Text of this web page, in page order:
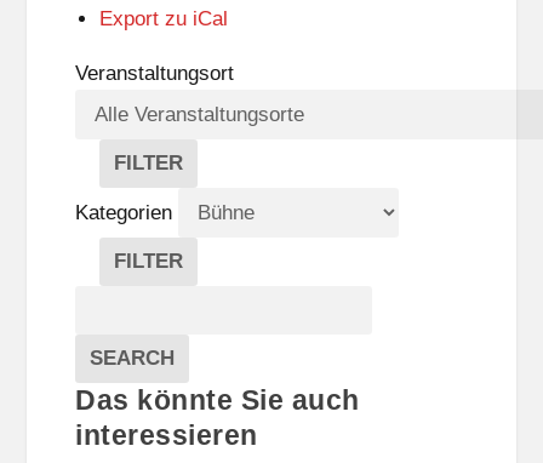
Export zu iCal
Veranstaltungsort
FILTER
V
E
R
A
A
L
T
U
N
Kategorien
FILTER
E
G
O
R
Veranstaltungen
SEARCH
Das könnte Sie auch
interessieren